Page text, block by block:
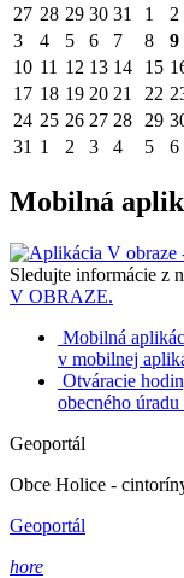
27 28 29 30 31 1
2
3
4 5 6 7 8
9
10 11 12 13 14 15
17 18 19 20 21 22
24 25 26 27 28 29
31 1 2 3 4 5 6
Mobilná
Sledujte informácie z
V OBRAZE.
Mobilná
v mobilnej
Otváracie
obecného úradu
Geoportál
Obce Holice -
Geoportál
hore